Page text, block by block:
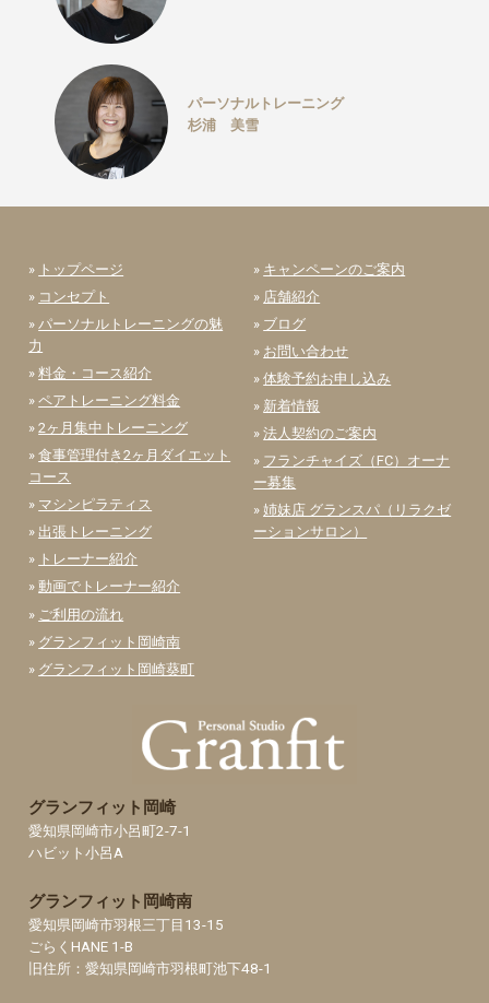
パーソナルトレーニング
杉浦 美雪
» トップページ
» コンセプト
» パーソナルトレーニングの魅
力
»料金・コース紹介
»ペアトレーニング料金
»2ヶ月集中トレーニング
»食事管理付き2ヶ月ダイエット
コース
» マシンピラティス
» 出張トレーニング
» トレーナー紹介
»動画でトレーナー紹介
» ご利用の流れ
» グランフィット岡崎南
» グランフィット岡崎葵町
» キャンペーンのご案内
» 店舗紹介
» ブログ
» お問い合わせ
»体験予約お申し込み
» 新着情報
»法人契約のご案内
» フランチャイズ（FC）オーナ
ー募集
»姉妹店 グランスパ（リラクゼ
ーションサロン）
グランフィット岡崎
愛知県岡崎市小呂町2-7-1
ハビット小呂A
グランフィット岡崎南
愛知県岡崎市羽根三丁目13-15
ごらくHANE 1-B
旧住所：愛知県岡崎市羽根町池下48-1